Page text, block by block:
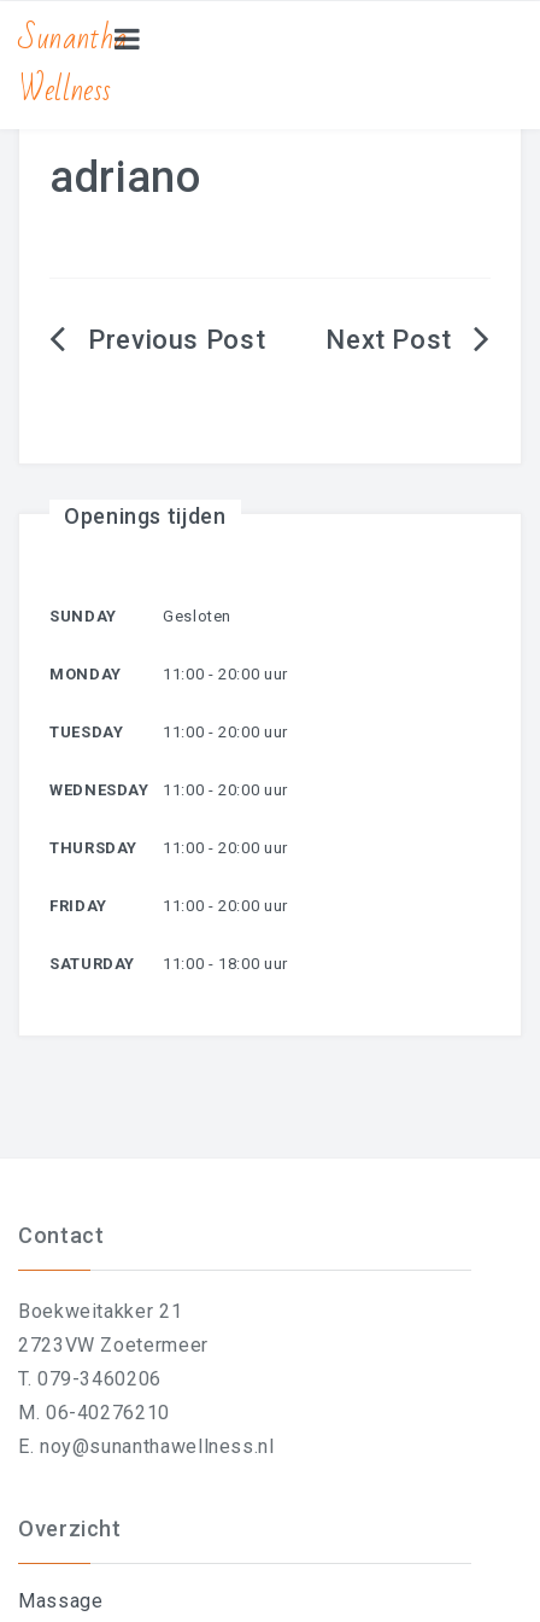
Sunantha
Wellness
BEAUTY
adriano
Berichtnavigatie
Openings tijden
SUNDAY Gesloten
MONDAY 11:00 - 20:00 uur
TUESDAY 11:00 - 20:00 uur
WEDNESDAY 11:00 - 20:00 uur
THURSDAY 11:00 - 20:00 uur
FRIDAY 11:00 - 20:00 uur
SATURDAY 11:00 - 18:00 uur
Contact
Boekweitakker 21
2723VW Zoetermeer
T. 079-3460206
M. 06-40276210
E. noy@sunanthawellness.nl
Overzicht
Massage